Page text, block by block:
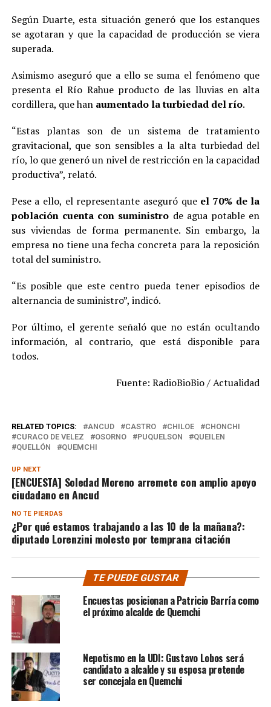
Según Duarte, esta situación generó que los estanques
se agotaran y que la capacidad de producción se viera
superada.
Asimismo aseguró que a ello se suma el fenómeno que
presenta el Río Rahue producto de las lluvias en alta
cordillera, que han aumentado la turbiedad del río.
“Estas plantas son de un sistema de tratamiento
gravitacional, que son sensibles a la alta turbiedad del
río, lo que generó un nivel de restricción en la capacidad
productiva”, relató.
Pese a ello, el representante aseguró que el 70% de la
población cuenta con suministro de agua potable en
sus viviendas de forma permanente. Sin embargo, la
empresa no tiene una fecha concreta para la reposición
total del suministro.
“Es posible que este centro pueda tener episodios de
alternancia de suministro”, indicó.
Por último, el gerente señaló que no están ocultando
información, al contrario, que está disponible para
todos.
Fuente: RadioBioBio / Actualidad
RELATED TOPICS: ANCUD CASTRO CHILOE
CHONCHI
CURACO DE VELEZ
OSORNO PUQUELSON
QUEILEN
QUELLÓN
QUEMCHI
UP NEXT
[ENCUESTA] Soledad Moreno arremete con amplio apoyo
ciudadano en Ancud
NO TE PIERDAS
¿Por qué estamos trabajando a las 10 de la mañana?:
diputado Lorenzini molesto por temprana citación
TE PUEDE GUSTAR
Encuestas posicionan a Patricio Barría como
el próximo alcalde de Quemchi
Nepotismo en la UDI: Gustavo Lobos será
candidato a alcalde y su esposa pretende
ser concejala en Quemchi